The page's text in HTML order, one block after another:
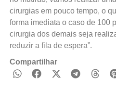
cirurgias em pouco tempo, o
forma imediata o caso de 100
cirurgia dos demais seja
reduzir a fila de espera”.
Compartilhar